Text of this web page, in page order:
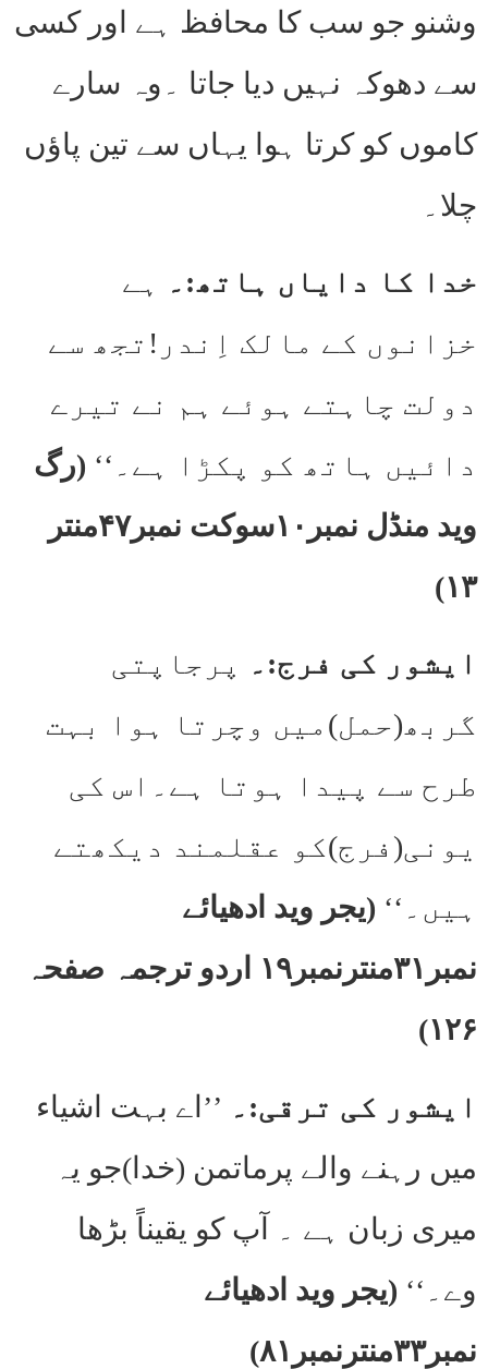
وشنو جو سب کا محافظ ہے اور کسی
سے دھوکہ نہیں دیا جاتا ۔وہ سارے
کاموں کو کرتا ہوا یہاں سے تین پاؤں
چلا۔
خدا کا دایاں ہاتھ:۔
ہے
خزانوں کے مالک اِندر!تجھ سے
دولت چاہتے ہوئے ہم نے تیرے
دائیں ہاتھ کو پکڑا ہے۔‘‘ (رگ
وید منڈل نمبر۱۰سوکت نمبر۴۷منتر
۱۳)
ایشور کی فرج:۔
پرجاپتی
گربھ(حمل)میں وچرتا ہوا بہت
طرح سے پیدا ہوتا ہے۔اس کی
یونی(فرج)کو عقلمند دیکھتے
ہیں۔‘‘ (یجر وید ادھیائے
نمبر۳۱منترنمبر۱۹ اردو ترجمہ صفحہ
۱۲۶)
ایشور کی ترقی:۔ ’’اے بہت اشیاء
میں رہنے والے پرماتمن (خدا)جو یہ
میری زبان ہے ۔ آپ کو یقیناً بڑھا
وے۔‘‘ (یجر وید ادھیائے
نمبر۳۳منترنمبر۸۱)